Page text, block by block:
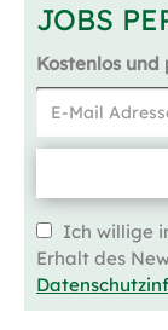
JOBS
Kostenlos und
Ich willige
Erhalt des